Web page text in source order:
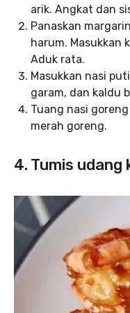
arik. Angkat dan
Panaskan
harum. Masukkan
Aduk rata.
Masukkan nasi
garam, dan kaldu
Tuang nasi
merah goreng.
4. Tumis udang